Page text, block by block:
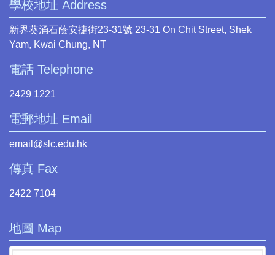
學校地址 Address
新界葵涌石蔭安捷街23-31號 23-31 On Chit Street, Shek
Yam, Kwai Chung, NT
電話 Telephone
2429 1221
電郵地址 Email
email@slc.edu.hk
傳真 Fax
2422 7104
地圖 Map